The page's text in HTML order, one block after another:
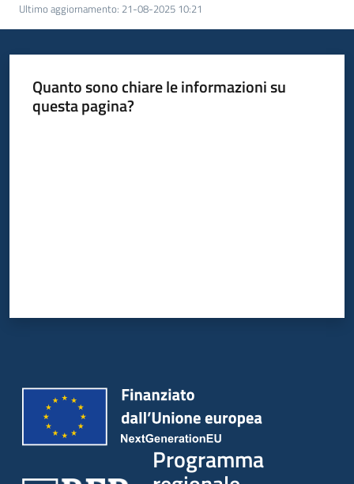
Ultimo aggiornamento: 21-08-2025 10:21
Quanto sono chiare le informazioni su
questa pagina?
Programma